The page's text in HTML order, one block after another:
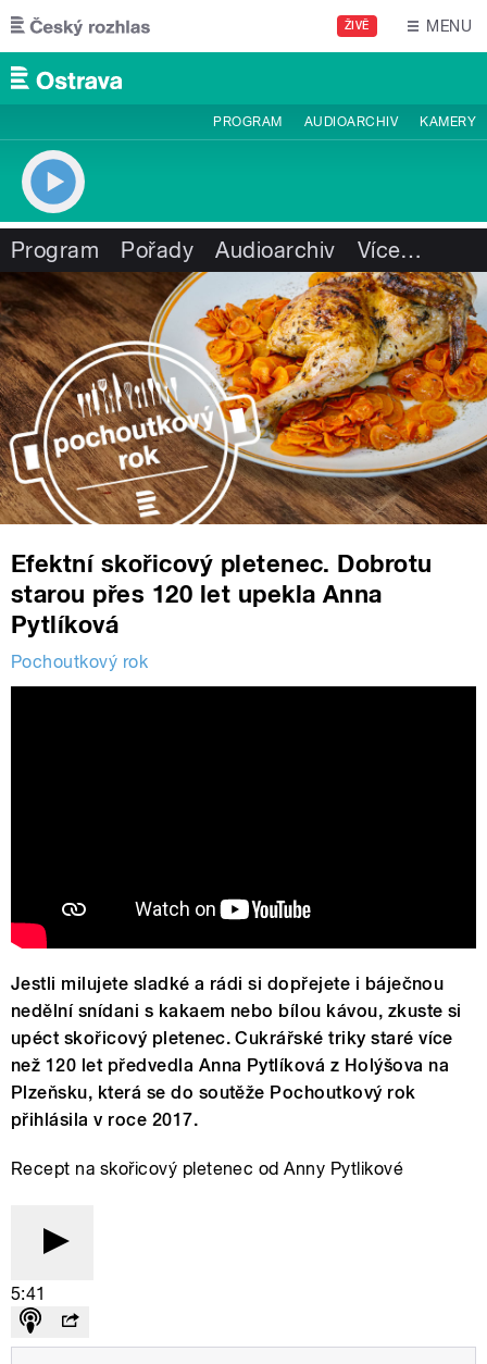
Přejít k hlavnímu obsahu
ŽIVĚ MENU
PROGRAM AUDIOARCHIV KAMERY
Program Pořady Audioarchiv Více…
Efektní skořicový pletenec. Dobrotu
starou přes 120 let upekla Anna
Pytlíková
Pochoutkový rok
Jestli milujete sladké a rádi si dopřejete i báječnou
nedělní snídani s kakaem nebo bílou kávou, zkuste si
upéct skořicový pletenec. Cukrářské triky staré více
než 120 let předvedla Anna Pytlíková z Holýšova na
Plzeňsku, která se do soutěže Pochoutkový rok
přihlásila v roce 2017.
Recept na skořicový pletenec od Anny Pytlikové
5:41